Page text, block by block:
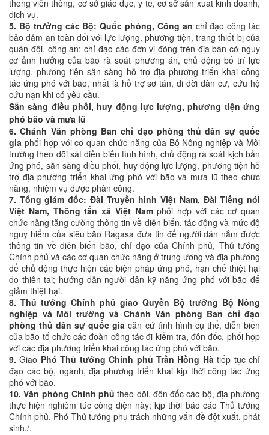
thống viễn thông, cơ sở giáo dục, y tế, cơ sở sản xuất kinh doanh,
dịch vụ.
5. Bộ trưởng các Bộ: Quốc phòng, Công an chỉ đạo công tác
bảo đảm an toàn đối với lực lượng, phương tiện, trang thiết bị của
quân đội, công an; chỉ đạo các đơn vị đóng trên địa bàn có nguy
cơ ảnh hưởng của bão rà soát phương án, chủ động bố trí lực
lượng, phương tiện sẵn sàng hỗ trợ địa phương triển khai công
tác ứng phó với bão, nhất là hỗ trợ sơ tán, di dời dân cư, cứu hộ
cứu nạn khi có yêu cầu.
Sẵn sàng điều phối, huy động lực lượng, phương tiện ứng
phó bão và mưa lũ
6. Chánh Văn phòng Ban chỉ đạo phòng thủ dân sự quốc
gia phối hợp với cơ quan chức năng của Bộ Nông nghiệp và Môi
trường theo dõi sát diễn biến tình hình, chủ động rà soát kịch bản
ứng phó, sẵn sàng điều phối, huy động lực lượng, phương tiện hỗ
trợ địa phương triển khai ứng phó với bão và mưa lũ theo chức
năng, nhiệm vụ được phân công.
7. Tổng giám đốc: Đài Truyền hình Việt Nam, Đài Tiếng nói
Việt Nam, Thông tấn xã Việt Namphối hợp với các cơ quan
chức năng tăng cường thông tin về diễn biến, tác động và mức độ
nguy hiểm của siêu bão Ragasa đưa tin để người dân nắm được
thông tin về diễn biến bão, chỉ đạo của Chính phủ, Thủ tướng
Chính phủ và các cơ quan chức năng ở trung ương và địa phương
để chủ động thực hiện các biện pháp ứng phó, hạn chế thiệt hại
do thiên tai; hướng dẫn người dân kỹ năng ứng phó với bão để
giảm thiệt hại.
8. Thủ tướng Chính phủ giao Quyền Bộ trưởng Bộ Nông
nghiệp và Môi trường và Chánh Văn phòng Ban chỉ đạo
phòng thủ dân sự quốc gia căn cứ tình hình cụ thể, diễn biến
của bão tổ chức các đoàn công tác đi kiểm tra, đôn đốc, phối hợp
với các địa phương triển khai công tác ứng phó với bão.
9.Giao Phó Thủ tướng Chính phủ Trần Hồng Hàtiếp tục chỉ
đạo các bộ, ngành, địa phương triển khai kịp thời công tác ứng
phó với bão.
10. Văn phòng Chính phủtheo dõi, đôn đốc các bộ, địa phương
thực hiện nghiêm túc công điện này; kịp thời báo cáo Thủ tướng
Chính phủ, Phó Thủ tướng phụ trách những vấn đề đột xuất, phát
sinh./.